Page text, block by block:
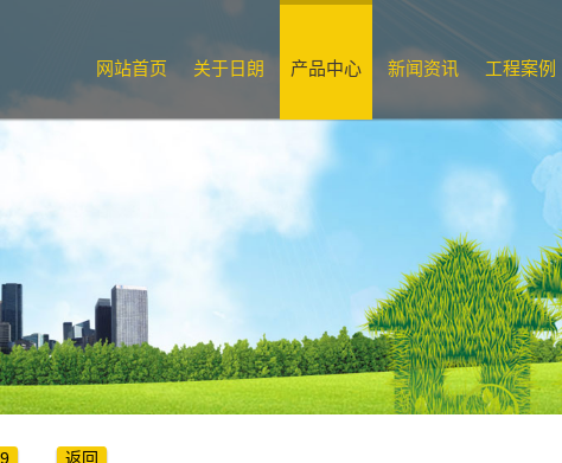
网站首页 关于日朗 产品中心 新闻资讯 工程案例
返回